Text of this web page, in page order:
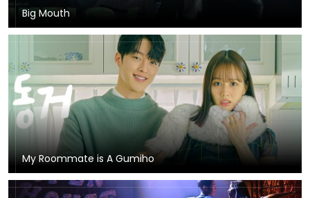
Big Mouth
My Roommate is A Gumiho